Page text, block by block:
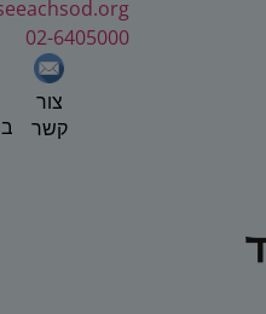
02-6405000
צור
קשר